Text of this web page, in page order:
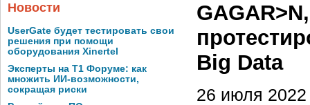
Новости
UserGate будет тестировать свои
решения при помощи
оборудования Xinertel
Эксперты на Т1 Форуме: как
множить ИИ-возможности,
сокращая риски
Big Data
26 июля 2022